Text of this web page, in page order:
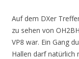
Auf dem DXer
zu sehen von
VP8 war. Ein Gang
Hallen darf